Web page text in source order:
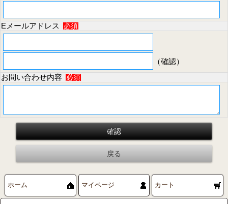
Eメールアドレス 必須
（確認）
お問い合わせ内容
必須
ホーム マイページ カート